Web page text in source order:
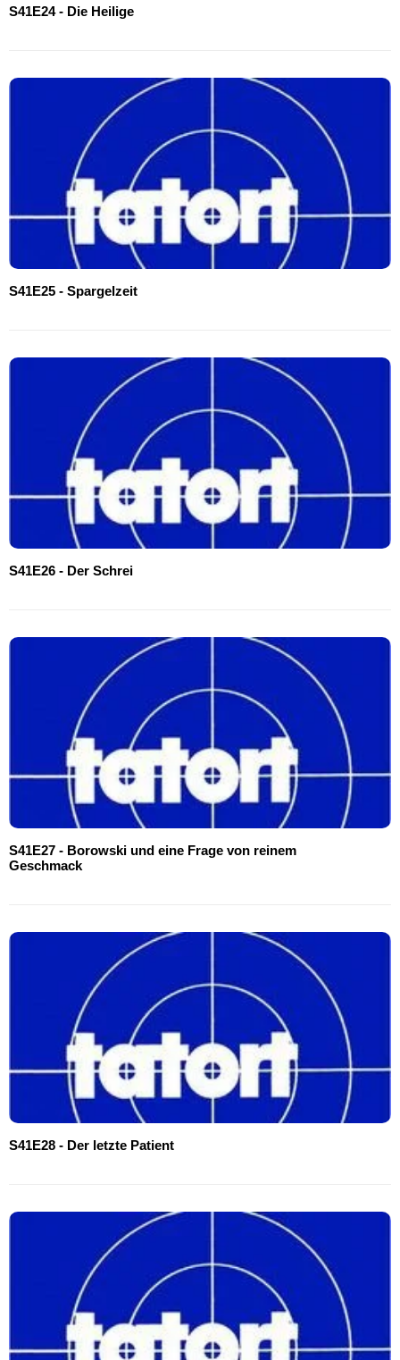
S41E24 - Die Heilige
S41E25 - Spargelzeit
S41E26 - Der Schrei
S41E27 - Borowski und eine Frage von reinem
Geschmack
S41E28 - Der letzte Patient